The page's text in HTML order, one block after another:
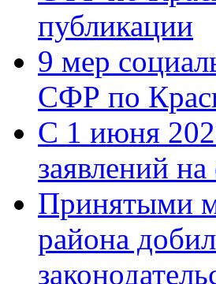
публикации
9 мер
СФР по
С 1 июня
заявлений
Принятыми
района